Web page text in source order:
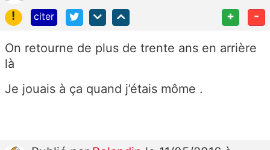
!
citer + -
On retourne de plus de trente ans en arrière
là
Je jouais à ça quand j’étais môme .